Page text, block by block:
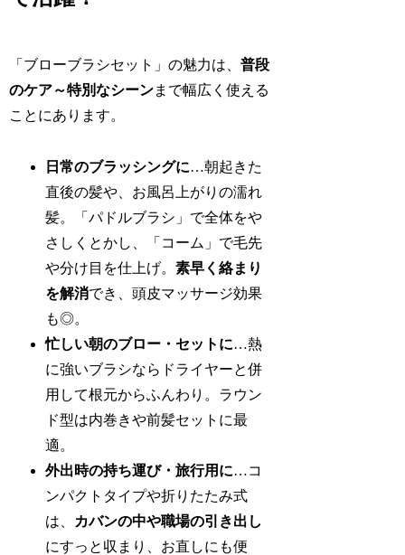
「ブローブラシセット」の魅力は、普段
のケア～特別なシーンまで幅広く使える
ことにあります。
日常のブラッシングに…朝起きた
直後の髪や、お風呂上がりの濡れ
髪。「パドルブラシ」で全体をや
さしくとかし、「コーム」で毛先
や分け目を仕上げ。素早く絡まり
を解消でき、頭皮マッサージ効果
も◎。
忙しい朝のブロー・セットに…熱
に強いブラシならドライヤーと併
用して根元からふんわり。ラウン
ド型は内巻きや前髪セットに最
適。
外出時の持ち運び・旅行用に…コ
ンパクトタイプや折りたたみ式
は、
カバンの中や職場の引き出し
にすっと収まり、お直しにも便